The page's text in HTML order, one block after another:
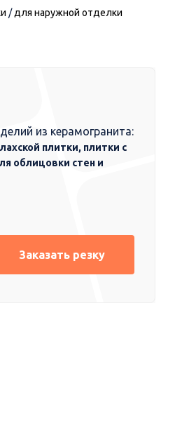
/для наружной отделки
из керамогранита:
плитки, плитки с
облицовки стен и
Заказать резку